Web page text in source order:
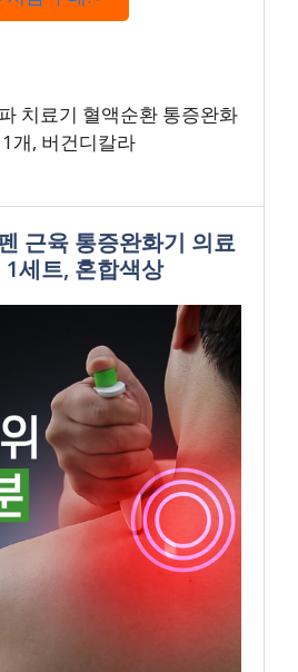
치료기 혈액순환 통증완화
개, 버건디칼라
근육 통증완화기 의료
세트, 혼합색상